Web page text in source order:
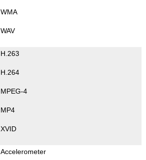
WMA
WAV
H.263
H.264
MPEG-4
MP4
XVID
Accelerometer